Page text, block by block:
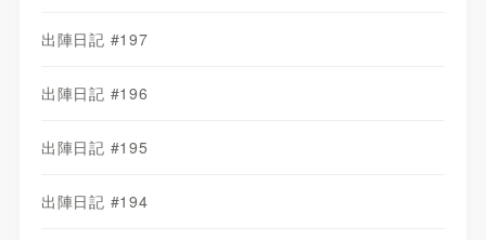
出陣日記 #197
出陣日記 #196
出陣日記 #195
出陣日記 #194